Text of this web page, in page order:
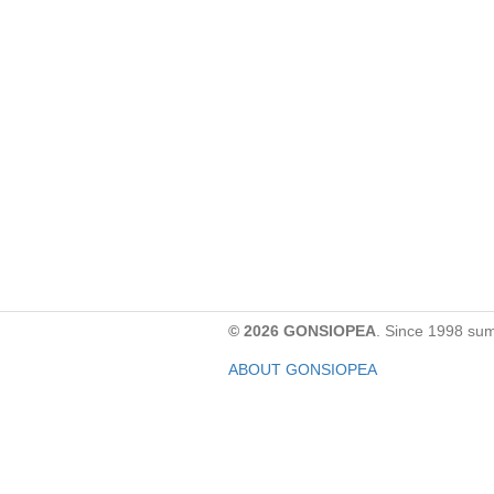
© 2026 GONSIOPEA . Since 1998
ABOUT GONSIOPEA